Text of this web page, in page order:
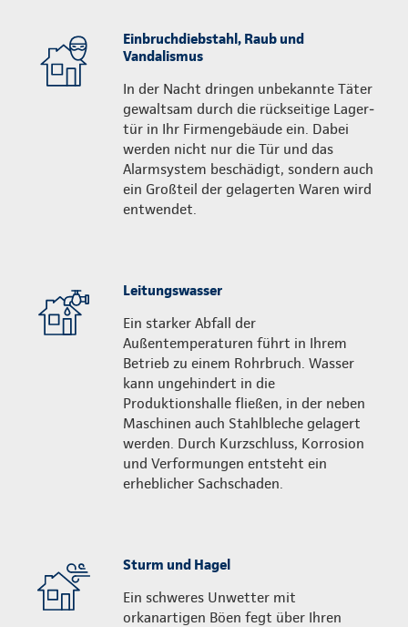
Einbruchdiebstahl, Raub und
Vandalismus
In der Nacht dringen unbekannte Täter
gewaltsam durch die rückseitige Lager­
tür in Ihr Firmengebäude ein. Dabei
werden nicht nur die Tür und das
Alarmsystem beschädigt, sondern auch
ein Großteil der gelagerten Waren wird
entwendet.
Leitungswasser
Ein starker Abfall der
Außentemperaturen führt in Ihrem
Betrieb zu einem Rohrbruch. Wasser
kann ungehindert in die
Produktionshalle fließen, in der neben
Maschinen auch Stahlbleche gelagert
werden. Durch Kurzschluss, Korrosion
und Verformungen entsteht ein
erheblicher Sachschaden.
Sturm und Hagel
Ein schweres Unwetter mit
orkanartigen Böen fegt über Ihren